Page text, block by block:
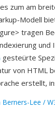
zum am
Modell
tragen
gesteürte
von HTML
erstellt,
Berners-Lee /